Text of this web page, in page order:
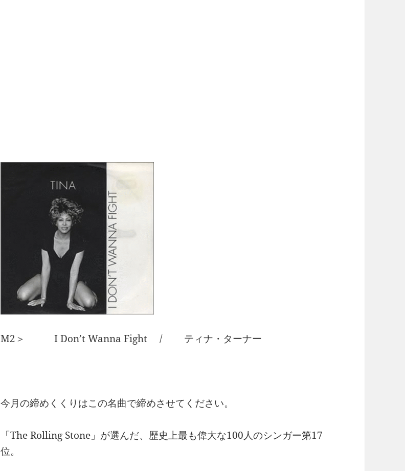
M2＞ I Don’t Wanna Fight / ティナ・ターナー
今月の締めくくりはこの名曲で締めさせてください。
「The Rolling Stone」が選んだ、歴史上最も偉大な100人のシンガー第17
位。